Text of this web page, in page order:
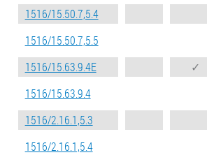
1516/15.50.7,5.4
1516/15.50.7,5.5
1516/15.63.9.4E
✓
1516/15.63.9.4
1516/2.16.1,5.3
1516/2.16.1,5.4